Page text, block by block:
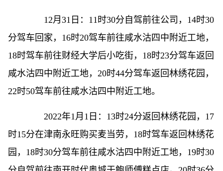
12月31日：11时30分自驾前往公司，14时30
分驾车回家，16时20驾车前往咸水沽四中附近工地，
18时驾车前往财经大学后小吃街，18时23分驾车返回
咸水沽四中附近工地，20时44分驾车返回林绣花园，
22时50驾车前往咸水沽四中附近工地。
2022年1月1日：13时24分返回林绣花园，17
时15分在津南永旺购买麦当劳，18时驾车返回林绣花
园，18时30分驾车前往咸水沽四中附近工地，19时30